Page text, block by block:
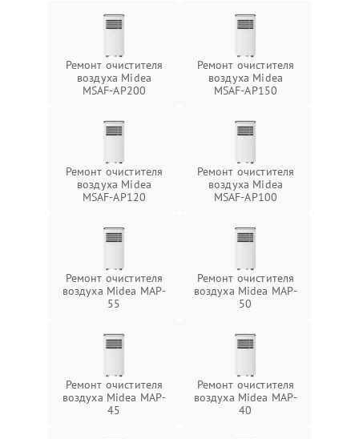
Ремонт очистителя
воздуха Midea
MSAF-AP200
Ремонт очистителя
воздуха Midea
MSAF-AP150
Ремонт очистителя
воздуха Midea
MSAF-AP120
Ремонт очистителя
воздуха Midea
MSAF-AP100
Ремонт очистителя
воздуха Midea MAP-
55
Ремонт очистителя
воздуха Midea MAP-
50
Ремонт очистителя
воздуха Midea MAP-
45
Ремонт очистителя
воздуха Midea MAP-
40